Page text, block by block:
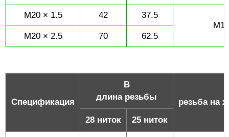
M20 × 1.5 42
37.5
M20 × 2.5
70 62.5
Спецификация
B
длина резьбы
резьба на
28 ниток
25 ниток